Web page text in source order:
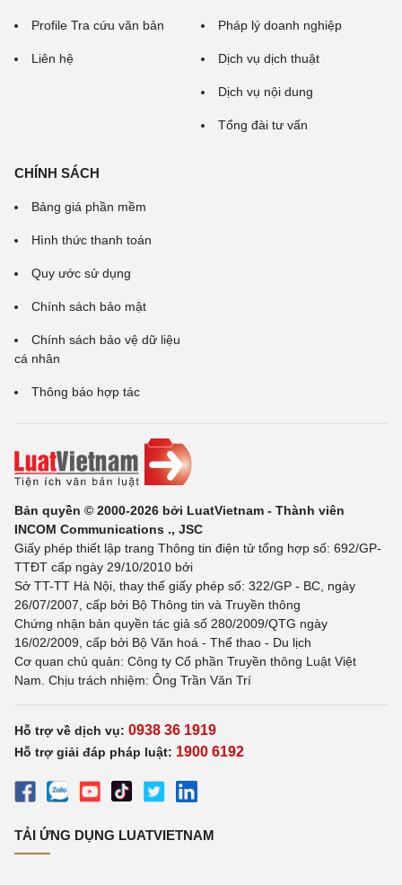
Profile Tra cứu văn bản
Liên hệ
Pháp lý doanh nghiệp
Dịch vụ dịch thuật
Dịch vụ nội dung
Tổng đài tư vấn
CHÍNH SÁCH
Bảng giá phần mềm
Hình thức thanh toán
Quy ước sử dụng
Chính sách bảo mật
Chính sách bảo vệ dữ liệu
cá nhân
Thông báo hợp tác
Bản quyền © 2000-2026 bởi LuatVietnam - Thành viên
INCOM Communications ., JSC
Giấy phép thiết lập trang Thông tin điện tử tổng hợp số: 692/GP-
TTĐT cấp ngày 29/10/2010 bởi
Sở TT-TT Hà Nội, thay thế giấy phép số: 322/GP - BC, ngày
26/07/2007, cấp bởi Bộ Thông tin và Truyền thông
Chứng nhận bản quyền tác giả số 280/2009/QTG ngày
16/02/2009, cấp bởi Bộ Văn hoá - Thể thao - Du lịch
Cơ quan chủ quản: Công ty Cổ phần Truyền thông Luật Việt
Nam. Chịu trách nhiệm: Ông Trần Văn Trí
Hỗ trợ về dịch vụ: 0938 36 1919
Hỗ trợ giải đáp pháp luật: 1900 6192
TẢI ỨNG DỤNG LUATVIETNAM